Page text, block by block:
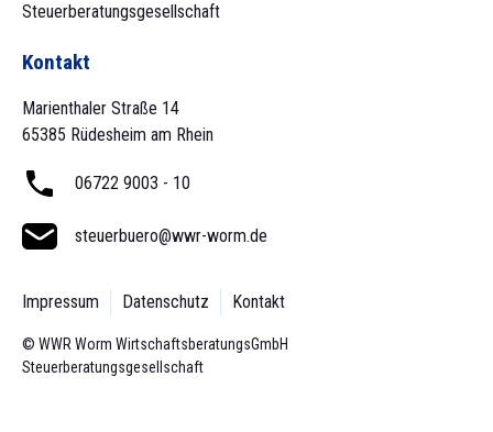
Steuerberatungsgesellschaft
Kontakt
Marienthaler Straße 14
65385 Rüdesheim am Rhein
06722 9003 - 10
steuerbuero@wwr-worm.de
Impressum Datenschutz Kontakt
© WWR Worm Wirtschaftsberatungs­GmbH
Steuerberatungsgesellschaft